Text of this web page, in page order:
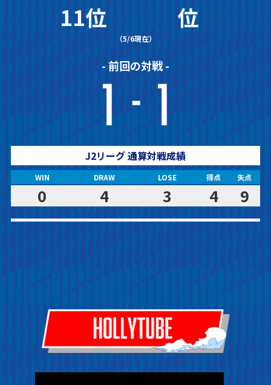
11位
（5/6現在）
- 前回の対戦 -
1 - 1
位
J2リーグ 通算対戦成績
WIN
0
DRAW
4
LOSE
3
得点
4
失点
9